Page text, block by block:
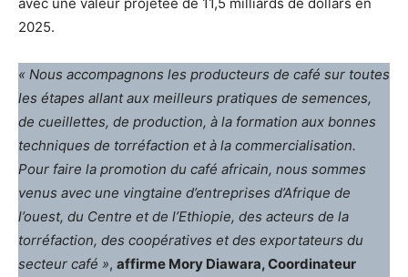
2025.
« Nous accompagnons les producteurs de café sur toutes
les étapes allant aux meilleurs pratiques de semences,
de cueillettes, de production, à la formation aux bonnes
techniques de torréfaction et à la commercialisation.
Pour faire la promotion du café africain, nous sommes
venus avec une vingtaine d’entreprises d’Afrique de
l’ouest, du Centre et de l’Ethiopie, des acteurs de la
torréfaction, des coopératives et des exportateurs du
secteur café », affirme Mory Diawara, Coordinateur